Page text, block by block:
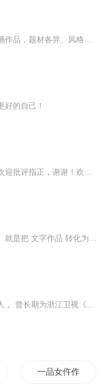
好的自己！
一品女仵作